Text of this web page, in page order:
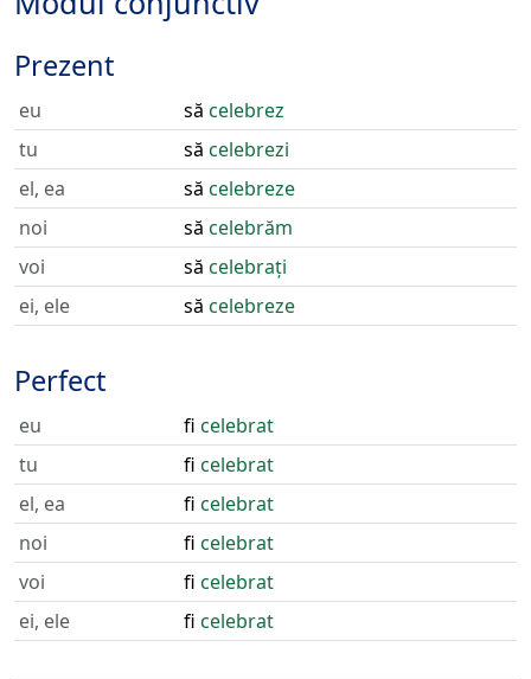
Prezent
eu să celebrez
tu
să celebrezi
el, ea
să celebreze
noi
să celebrăm
voi
să celebrați
ei, ele
să celebreze
Perfect
eu fi celebrat
tu
fi celebrat
el, ea
fi celebrat
noi
fi celebrat
voi
fi celebrat
ei, ele
fi celebrat